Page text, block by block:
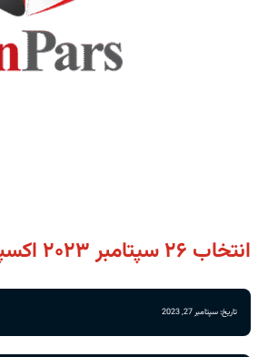
انتخاب ۲۶ سپتامبر ۲۰۲۳ اکسپرس انتری
تاریخ: سپتامبر 27, 2023